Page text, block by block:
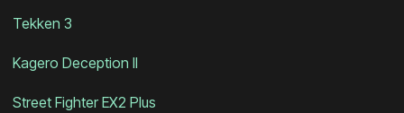
Tekken 3
Kagero Deception II
Street Fighter EX2 Plus